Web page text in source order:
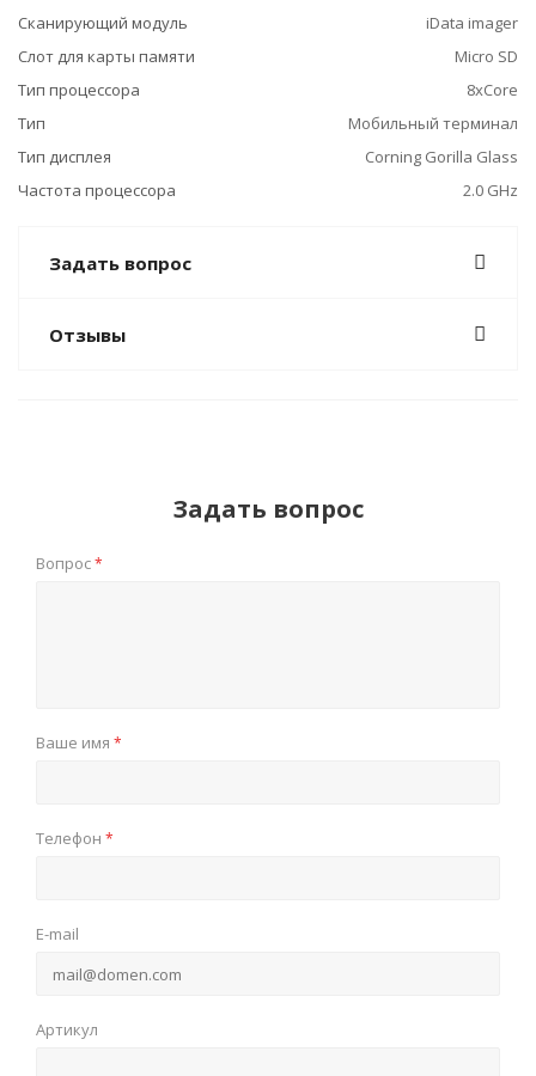
Сканирующий модуль
iData imager
Слот для карты памяти
Micro SD
Тип процессора
8xCore
Тип
Мобильный терминал
Тип дисплея
Corning Gorilla Glass
Частота процессора
2.0 GHz
Задать вопрос
Отзывы
Задать вопрос
Вопрос*
Ваше имя *
Телефон *
E-mail
Артикул